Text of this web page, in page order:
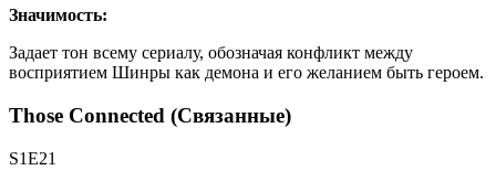
Значимость:
Задает тон всему сериалу, обозначая конфликт между
восприятием Шинры как демона и его желанием быть героем.
Those Connected (Связанные)
S1E21